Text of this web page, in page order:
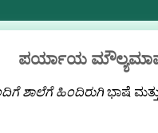
ಪರ್ಯಾಯ
ಶಾಲೆಗೆ ಹಿಂದಿರುಗಿಭಾಷೆ